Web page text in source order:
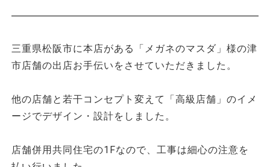
三重県松阪市に本店がある「メガネのマスダ」様の津
市店舗の出店お手伝いをさせていただきました。
他の店舗と若干コンセプト変えて「高級店舗」のイメ
ージでデザイン・設計をしました。
店舗併用共同住宅の1Fなので、工事は細心の注意を